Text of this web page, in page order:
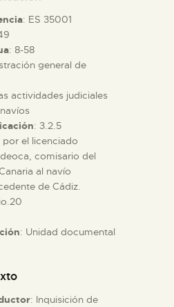
LA VISITA
: ES 35001
: 8-58
general de
actividades judiciales
: 3.2.5
por el licenciado
comisario del
al navío
de Cádiz.
: Unidad documental
: Inquisición de